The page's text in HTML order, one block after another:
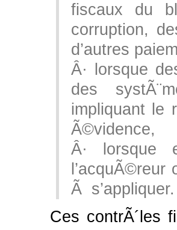
fiscaux du
corruption,
d’autres
Â· lorsque
des
impliquant le
Ã©vidence,
Â· lorsque
Ã s’appliquer.
Ces contrÃ´les